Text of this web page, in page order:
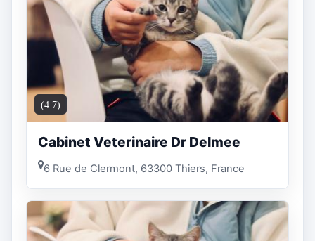
(4.7)
Cabinet Veterinaire Dr Delmee
6 Rue de Clermont, 63300 Thiers, France